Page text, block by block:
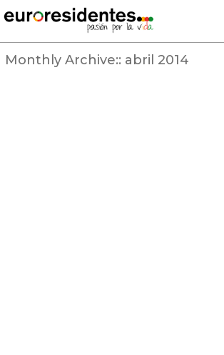
Monthly Archive:: abril 2014